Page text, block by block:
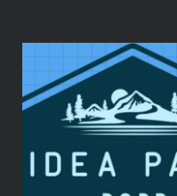
ideapark.quest